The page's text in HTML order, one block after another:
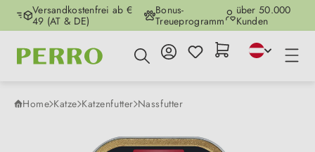
Zum Hauptinhalt springen
Versandkostenfrei ab €
49 (AT & DE)
Bonus-
Treueprogramm
über 50.000
Kunden
Home Katze Katzenfutter Nassfutter